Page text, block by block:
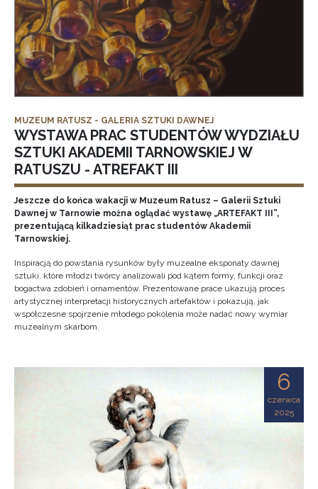
MUZEUM RATUSZ - GALERIA SZTUKI DAWNEJ
WYSTAWA PRAC STUDENTÓW WYDZIAŁU
SZTUKI AKADEMII TARNOWSKIEJ W
RATUSZU - ATREFAKT III
Jeszcze do końca wakacji w Muzeum Ratusz – Galerii Sztuki
Dawnej w Tarnowie można oglądać wystawę „ARTEFAKT III”,
prezentującą kilkadziesiąt prac studentów Akademii
Tarnowskiej.
Inspiracją do powstania rysunków były muzealne eksponaty dawnej
sztuki, które młodzi twórcy analizowali pod kątem formy, funkcji oraz
bogactwa zdobień i ornamentów. Prezentowane prace ukazują proces
artystycznej interpretacji historycznych artefaktów i pokazują, jak
współczesne spojrzenie młodego pokolenia może nadać nowy wymiar
muzealnym skarbom.
6
czerwca
2025